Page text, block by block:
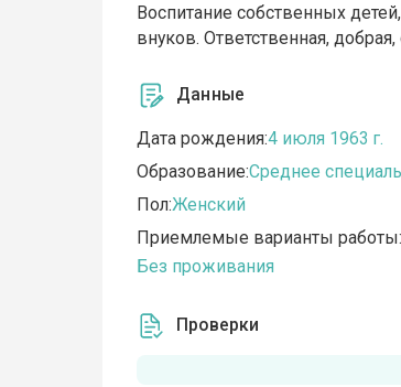
Воспитание собственных
внуков. Ответственная,
Данные
Дата рождения:4 июля 1963 г.
Образование:Среднее
Пол:Женский
Приемлемые варианты работы:
Без проживания
Проверки